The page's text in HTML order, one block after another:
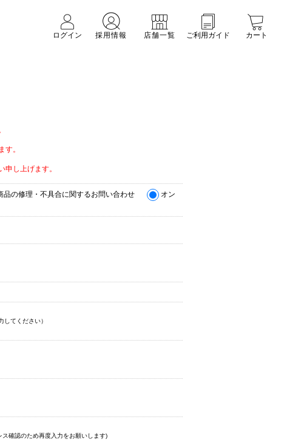
ログイン
採用情報 店舗一覧 ご利用ガイド カート
。
し上げます。
品の修理・不具合に関するお問い合わせ
オン
してください）
ス確認のため再度入力をお願いします)